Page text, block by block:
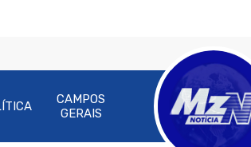
CAMPOS
GERAIS